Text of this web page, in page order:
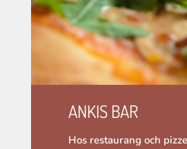
ANKIS BAR
Hos restaurang och